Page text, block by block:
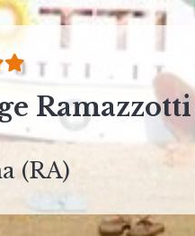
Ramazzotti
(RA)